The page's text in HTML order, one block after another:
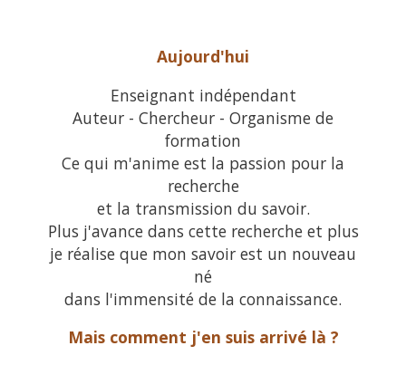
Aujourd'hui
Enseignant indépendant
Auteur - Chercheur - Organisme de
formation
Ce qui m'anime est la passion pour la
recherche
et la transmission du savoir.
Plus j'avance dans cette recherche et plus
je réalise que mon savoir est un nouveau
né
dans l'immensité de la connaissance.
Mais comment j'en suis arrivé là ?